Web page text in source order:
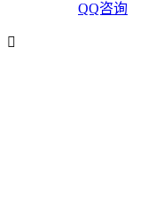
QQ咨询
